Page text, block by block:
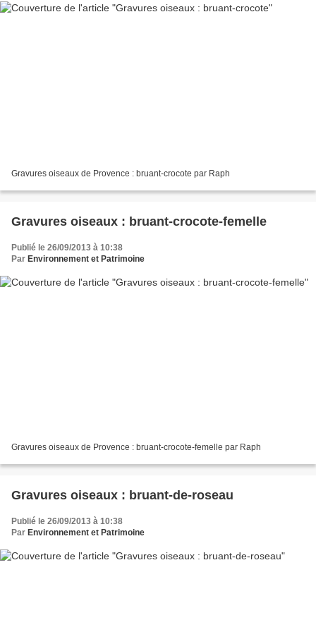
Gravures oiseaux de Provence : bruant-crocote par Raph
Gravures oiseaux : bruant-crocote-femelle
Publié le 26/09/2013 à 10:38
Par Environnement et Patrimoine
Gravures oiseaux de Provence : bruant-crocote-femelle par Raph
Gravures oiseaux : bruant-de-roseau
Publié le 26/09/2013 à 10:38
Par Environnement et Patrimoine